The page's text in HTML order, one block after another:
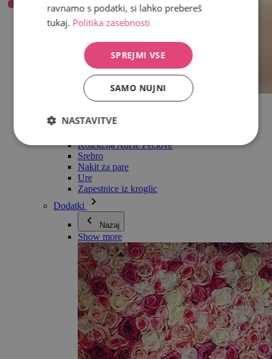
Vse v kategoriji Nakit
Zapestnice
Kolekcija Adéle Pečlové
Srebro
Nakit za pare
Ure
Zapestnice iz kroglic
Dodatki
Nazaj
Show more
ravnamo s podatki, si lahko prebereš
tukaj. Politika zasebnosti
SPREJMI VSE
SAMO NUJNI
NASTAVITVE